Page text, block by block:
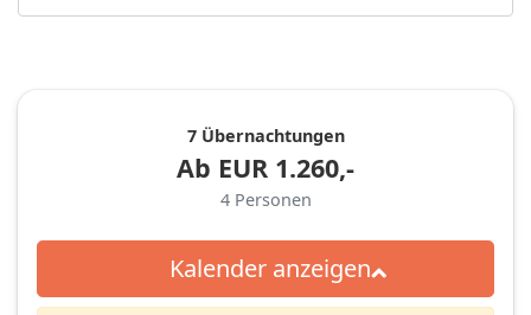
7 Übernachtungen
Ab EUR 1.260,-
4 Personen
Kalender anzeigen